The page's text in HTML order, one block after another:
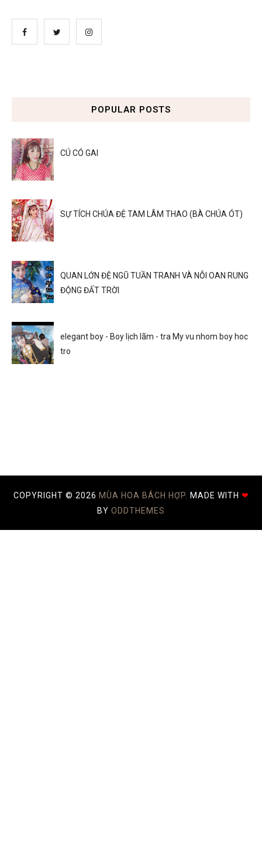
POPULAR POSTS
CÚ CÓ GAI
SỰ TÍCH CHÚA ĐỆ TAM LÂM THAO (BÀ CHÚA ÓT)
QUAN LỚN ĐỆ NGŨ TUẦN TRANH VÀ NỖI OAN RUNG
ĐỘNG ĐẤT TRỜI
elegant boy - Boy lịch lãm - tra My vu nhom boy hoc
tro
COPYRIGHT © 2026 MÙA HOA BÁCH HỢP. MADE WITH ❤
BY ODDTHEMES